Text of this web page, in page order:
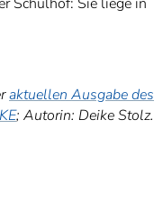
aktuellen Ausgabe des
; Autorin: Deike Stolz.